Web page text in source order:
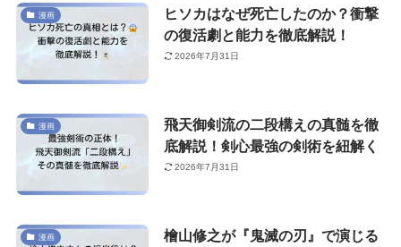
漫画
ヒソカはなぜ死亡したのか？衝撃
の復活劇と能力を徹底解説！
2026年7月31日
漫画
飛天御剣流の二段構えの真髄を徹
底解説！剣心最強の剣術を紐解く
2026年7月31日
漫画
檜山修之が『鬼滅の刃』で演じる